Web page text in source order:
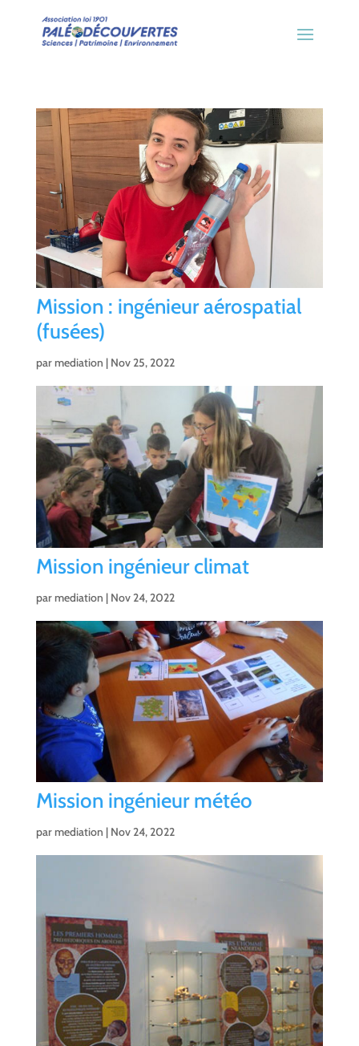
Mission : ingénieur aérospatial
(fusées)
parmediation | Nov 25, 2022
Mission ingénieur climat
parmediation | Nov 24, 2022
Mission ingénieur météo
parmediation | Nov 24, 2022